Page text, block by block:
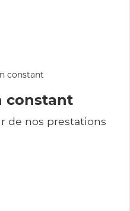
constant
de nos prestations